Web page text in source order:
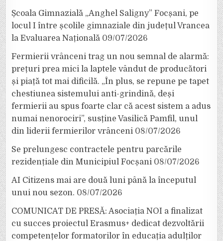
Școala Gimnazială „Anghel Saligny” Focșani, pe
locul I între școlile gimnaziale din județul Vrancea
la Evaluarea Națională 09/07/2026
Fermierii vrânceni trag un nou semnal de alarmă:
prețuri prea mici la laptele vândut de producători
și piață tot mai dificilă. „În plus, se repune pe tapet
chestiunea sistemului anti-grindină, deși
fermierii au spus foarte clar că acest sistem a adus
numai nenorociri”, susține Vasilică Pamfil, unul
din liderii fermierilor vrânceni 08/07/2026
Se prelungesc contractele pentru parcările
rezidențiale din Municipiul Focșani 08/07/2026
AI Citizens mai are două luni până la începutul
unui nou sezon. 08/07/2026
COMUNICAT DE PRESĂ: Asociația NOI a finalizat
cu succes proiectul Erasmus+ dedicat dezvoltării
competențelor formatorilor în educația adulților